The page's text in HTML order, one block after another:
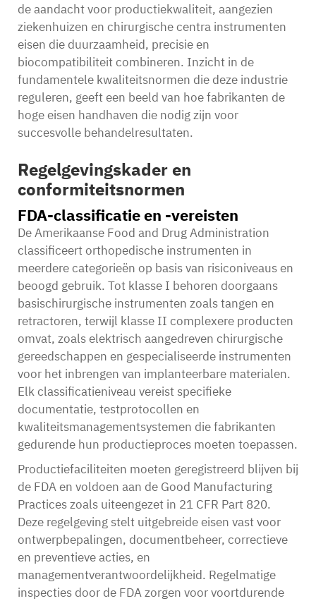
de aandacht voor productiekwaliteit, aangezien
ziekenhuizen en chirurgische centra instrumenten
eisen die duurzaamheid, precisie en
biocompatibiliteit combineren. Inzicht in de
fundamentele kwaliteitsnormen die deze industrie
reguleren, geeft een beeld van hoe fabrikanten de
hoge eisen handhaven die nodig zijn voor
succesvolle behandelresultaten.
Regelgevingskader en
conformiteitsnormen
FDA-classificatie en -vereisten
De Amerikaanse Food and Drug Administration
classificeert orthopedische instrumenten in
meerdere categorieën op basis van risiconiveaus en
beoogd gebruik. Tot klasse I behoren doorgaans
basischirurgische instrumenten zoals tangen en
retractoren, terwijl klasse II complexere producten
omvat, zoals elektrisch aangedreven chirurgische
gereedschappen en gespecialiseerde instrumenten
voor het inbrengen van implanteerbare materialen.
Elk classificatieniveau vereist specifieke
documentatie, testprotocollen en
kwaliteitsmanagementsystemen die fabrikanten
gedurende hun productieproces moeten toepassen.
Productiefaciliteiten moeten geregistreerd blijven bij
de FDA en voldoen aan de Good Manufacturing
Practices zoals uiteengezet in 21 CFR Part 820.
Deze regelgeving stelt uitgebreide eisen vast voor
ontwerpbepalingen, documentbeheer, correctieve
en preventieve acties, en
managementverantwoordelijkheid. Regelmatige
inspecties door de FDA zorgen voor voortdurende